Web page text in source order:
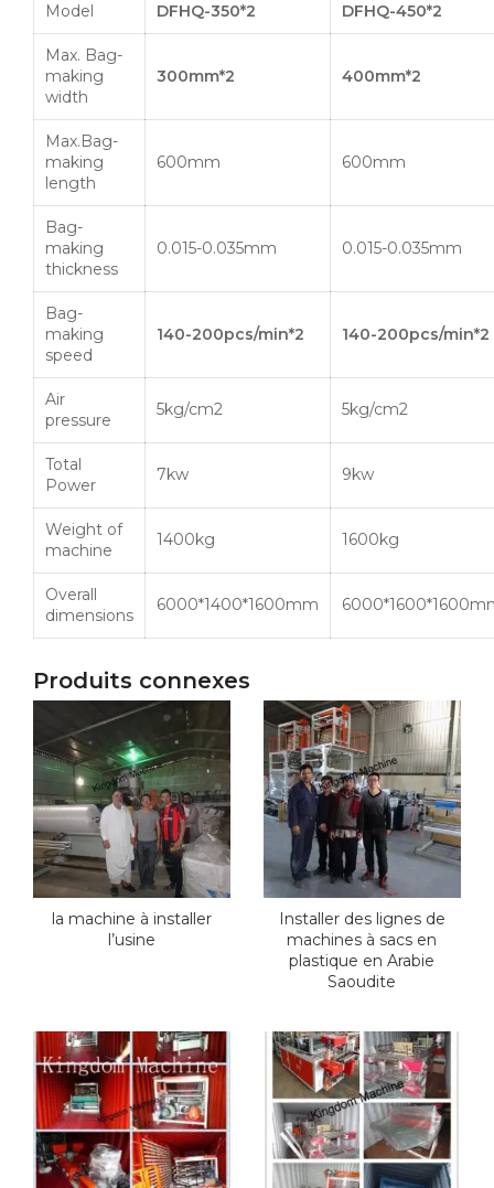
Model DFHQ-350*2 DFHQ-450*2
Max. Bag-
making
width
300mm*2 400mm*2
Max.Bag-
making
length
600mm 600mm
Bag-
making
thickness
0.015-0.035mm 0.015-0.035mm
Bag-
making
speed
140-200pcs/min*2 140-200pcs/min*2
Air
pressure
5kg/cm2 5kg/cm2
Total
Power
7kw 9kw
Weight of
machine
1400kg 1600kg
Overall
dimensions
6000*1400*1600mm 6000*1600*
Produits connexes
la machine à installer
l’usine
Installer des lignes de
machines à sacs en
plastique en Arabie
Saoudite